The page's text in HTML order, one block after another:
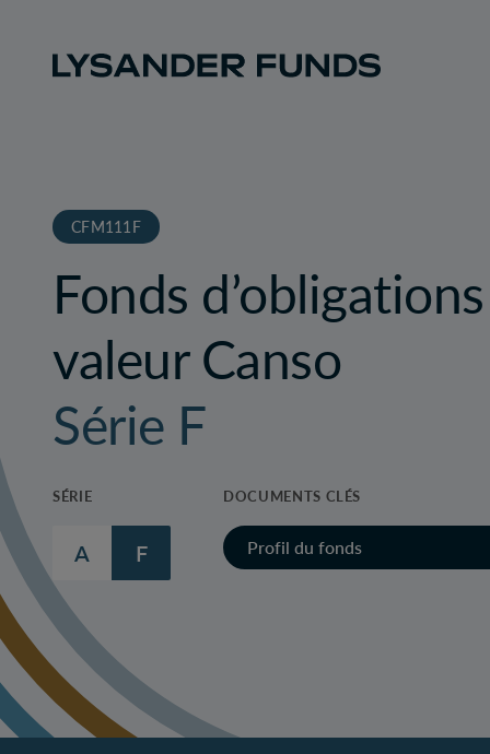
CFM111F
Fonds
valeur Canso
Série F
SÉRIE
A F
DOCUMENTS CLÉS
Profil du fonds